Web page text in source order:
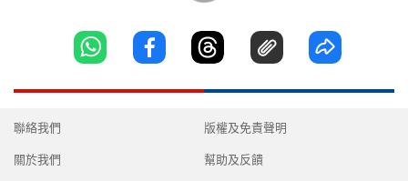
聯絡我們
關於我們
版權及免責聲明
幫助及反饋